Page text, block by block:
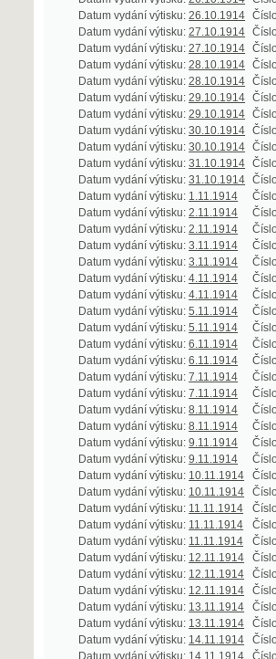
Datum vydání výtisku: 29.10.1914 Číslo
Datum vydání výtisku: 30.10.1914 Číslo
Datum vydání výtisku:30.10.1914 Číslo
Datum vydání výtisku:31.10.1914 Číslo
Datum vydání výtisku:31.10.1914 Číslo
Datum vydání výtisku:1.11.1914
Číslo
Datum vydání výtisku:2.11.1914
Číslo
Datum vydání výtisku:2.11.1914
Číslo
Datum vydání výtisku:3.11.1914
Číslo
Datum vydání výtisku:3.11.1914
Číslo
Datum vydání výtisku:4.11.1914 Číslo
Datum vydání výtisku: 4.11.1914
Číslo
Datum vydání výtisku: 5.11.1914 Číslo
Datum vydání výtisku:5.11.1914
Číslo
Datum vydání výtisku:6.11.1914
Číslo
Datum vydání výtisku:6.11.1914
Číslo
Datum vydání výtisku:7.11.1914
Číslo
Datum vydání výtisku:7.11.1914
Číslo
Datum vydání výtisku:8.11.1914
Číslo
Datum vydání výtisku:8.11.1914
Číslo
Datum vydání výtisku:9.11.1914 Číslo
Datum vydání výtisku:9.11.1914
Číslo
Datum vydání výtisku: 10.11.1914 Číslo
Datum vydání výtisku: 10.11.1914 Číslo
Datum vydání výtisku:11.11.1914 Číslo
Datum vydání výtisku:11.11.1914 Číslo
Datum vydání výtisku:11.11.1914 Číslo
Datum vydání výtisku:12.11.1914 Číslo
Datum vydání výtisku:12.11.1914
Číslo
Datum vydání výtisku:12.11.1914
Číslo
Datum vydání výtisku:13.11.1914
Číslo
Datum vydání výtisku:13.11.1914 Číslo
Datum vydání výtisku:14.11.1914
Číslo
Datum vydání výtisku: 14.11.1914 Číslo
Datum vydání výtisku: 15.11.1914 Číslo
Datum vydání výtisku:16.11.1914 Číslo
Datum vydání výtisku:17.11.1914 Číslo
Datum vydání výtisku:17.11.1914 Číslo
Datum vydání výtisku:18.11.1914 Číslo
Datum vydání výtisku:18.11.1914
Číslo
Datum vydání výtisku:19.11.1914
Číslo
Datum vydání výtisku:20.11.1914 Číslo
Datum vydání výtisku:21.11.1914
Číslo
Datum vydání výtisku:22.11.1914 Číslo